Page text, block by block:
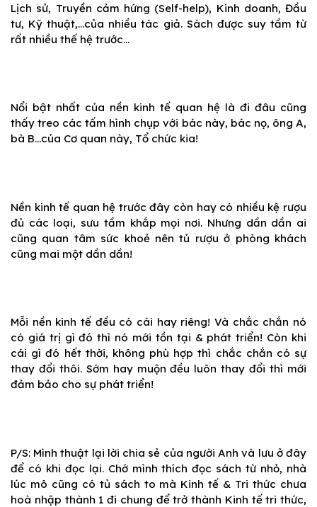
Lịch sử, Truyền cảm hứng (Self-help), Kinh doanh, Đầu
tư, Kỹ thuật,…của nhiều tác giả. Sách được suy tầm từ
rất nhiều thế hệ trước…
Nổi bật nhất của nền kinh tế quan hệ là đi đâu cũng
thấy treo các tấm hình chụp với bác này, bác nọ, ông A,
bà B…của Cơ quan này, Tổ chức kia!
Nền kinh tế quan hệ trước đây còn hay có nhiều kệ rượu
đủ các loại, sưu tầm khắp mọi nơi. Nhưng dần dần ai
cũng quan tâm sức khoẻ nên tủ rượu ở phòng khách
cũng mai một dần dần!
Mỗi nền kinh tế đều có cái hay riêng! Và chắc chắn nó
có giá trị gì đó thì nó mới tồn tại & phát triển! Còn khi
cái gì đó hết thời, không phù hợp thì chắc chắn có sự
thay đổi thôi. Sớm hay muộn đều luôn thay đổi thì mới
đảm bảo cho sự phát triển!
P/S: Mình thuật lại lời chia sẻ của người Anh và lưu ở đây
để có khi đọc lại. Chớ mình thích đọc sách từ nhỏ, nhà
lúc mô cũng có tủ sách to mà Kinh tế & Tri thức chưa
hoà nhập thành 1 đi chung để trở thành Kinh tế tri thức,